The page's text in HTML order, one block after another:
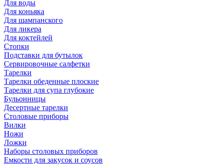
Для воды
Для коньяка
Для шампанского
Для ликера
Для коктейлей
Стопки
Подставки для бутылок
Сервировочные салфетки
Тарелки
Тарелки обеденные плоские
Тарелки для супа глубокие
Бульонницы
Десертные тарелки
Столовые приборы
Вилки
Ножи
Ложки
Наборы столовых приборов
Емкости для закусок и соусов